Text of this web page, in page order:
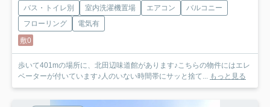
バス・トイレ別 室内洗濯機置場 エアコン
バルコニー
フローリング
電気有
敷0
歩いて401mの場所に、北田辺味道館があります♪こちらの物件にはエレ
ベーターが付いています♪人のいない時間帯にサッと捨て...
もっと見る